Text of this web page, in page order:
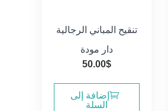
تنقيح المباني الرجالية
دار مودة
50.00$
إضافة إلى
السلة